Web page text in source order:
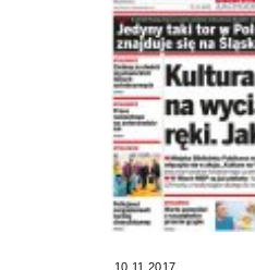
10.11.2017